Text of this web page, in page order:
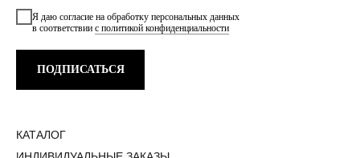
Я даю согласие на обработку персональных данных
в соответствии с политикой конфиденциальности
ПОДПИСАТЬСЯ
КАТАЛОГ